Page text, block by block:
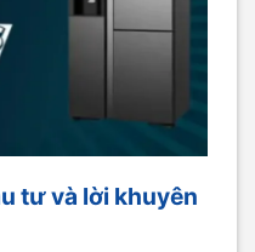
tư và lời khuyên